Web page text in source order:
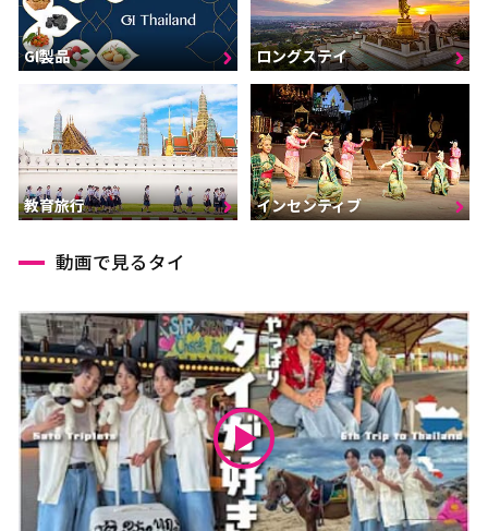
GI製品 ロングステイ
教育旅行 インセンティブ
動画で見るタイ